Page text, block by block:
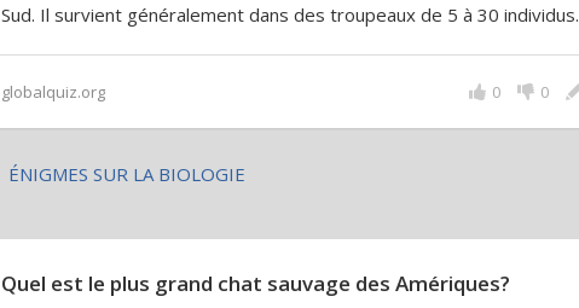
Sud. Il survient généralement dans des troupeaux de 5 à 30 individus.
globalquiz.org 0
0
ÉNIGMES SUR LA BIOLOGIE
Quel est le plus grand chat sauvage des Amériques?